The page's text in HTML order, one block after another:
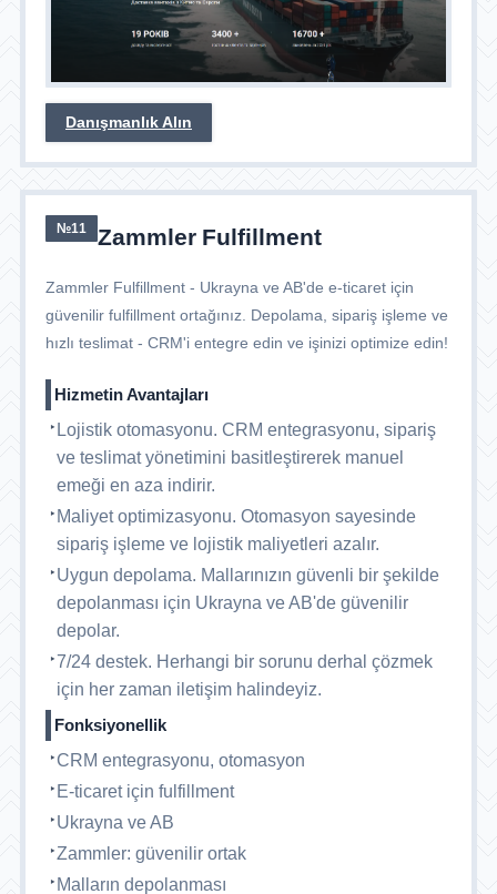
Danışmanlık Alın
№11 Zammler Fulfillment
Zammler Fulfillment - Ukrayna ve AB'de e-ticaret için
güvenilir fulfillment ortağınız. Depolama, sipariş işleme ve
hızlı teslimat - CRM'i entegre edin ve işinizi optimize edin!
Hizmetin Avantajları
Lojistik otomasyonu. CRM entegrasyonu, sipariş
ve teslimat yönetimini basitleştirerek manuel
emeği en aza indirir.
Maliyet optimizasyonu. Otomasyon sayesinde
sipariş işleme ve lojistik maliyetleri azalır.
Uygun depolama. Mallarınızın güvenli bir şekilde
depolanması için Ukrayna ve AB'de güvenilir
depolar.
7/24 destek. Herhangi bir sorunu derhal çözmek
için her zaman iletişim halindeyiz.
Fonksiyonellik
CRM entegrasyonu, otomasyon
E-ticaret için fulfillment
Ukrayna ve AB
Zammler: güvenilir ortak
Malların depolanması